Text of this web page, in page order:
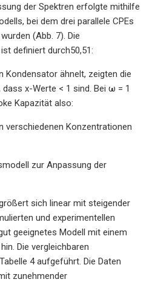
der Spektren erfolgte mithilfe
bei dem drei parallele CPEs
(Abb. 7). Die
definiert durch50,51:
Kondensator ähnelt, zeigten die
x-Werte < 1 sind. Bei ω = 1
Kapazität also:
verschiedenen Konzentrationen
zur Anpassung der
sich linear mit steigender
und experimentellen
geeignetes Modell mit einem
Die vergleichbaren
4 aufgeführt. Die Daten
zunehmender